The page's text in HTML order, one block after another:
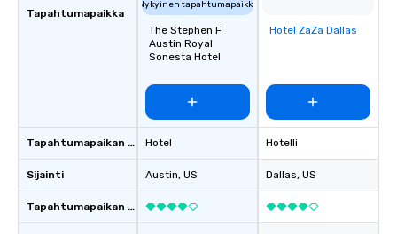
Tapahtumapaikka
Tapahtumapaikan tyyppi
Sijainti
Tapahtumapaikan luokitus
Nykyinen tapahtumapaikka
The Stephen F
Austin Royal
Sonesta Hotel
Hotel
Austin, US
Removed from
Hotel ZaZa Dallas
Hotelli
Dallas, US